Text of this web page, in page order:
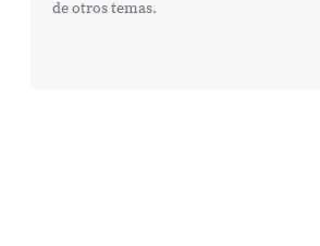
de otros temas.